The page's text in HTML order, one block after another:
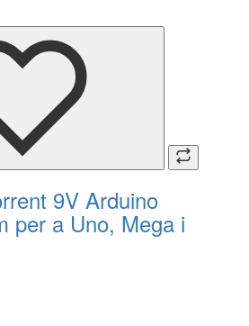
9V Arduino
per a Uno, Mega i